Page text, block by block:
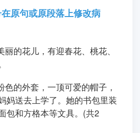
原句或原段落上修改病
的花儿，有迎春花、桃花、
。
色的外套，一顶可爱的帽子，
妈送去上学了。她的书包里装
包和方格本等文具。(共2